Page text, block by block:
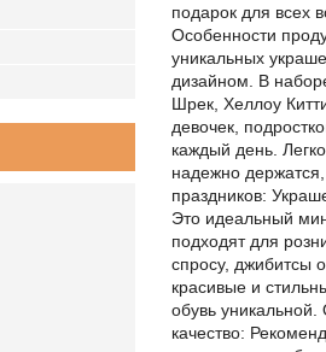
подарок для всех
Особенности
уникальных
дизайном. В
Шрек, Хеллоу
девочек,
каждый день.
надежно
праздников:
Это идеальный
подходят для
спросу, джибитсы
красивые и
обувь
качество: